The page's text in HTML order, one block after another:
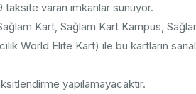
taksite varan imkanlar sunuyor.
Kart, Sağlam Kart Kampüs,
World Elite Kart) ile bu kartların
yapılamayacaktır.